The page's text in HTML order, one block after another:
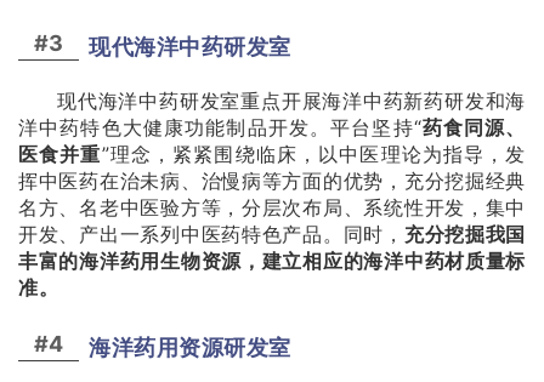
#3 现代海洋中药研发室
现代海洋中药研发室重点开展海洋中药新药研发和海
洋中药特色大健康功能制品开发。平台坚持“药食同源、
医食并重”理念，紧紧围绕临床，以中医理论为指导，发
挥中医药在治未病、治慢病等方面的优势，充分挖掘经典
名方、名老中医验方等，分层次布局、系统性开发，集中
开发、产出一系列中医药特色产品。同时， 充分挖掘我国
丰富的海洋药用生物资源，建立相应的海洋中药材质量标
准。
#4 海洋药用资源研发室